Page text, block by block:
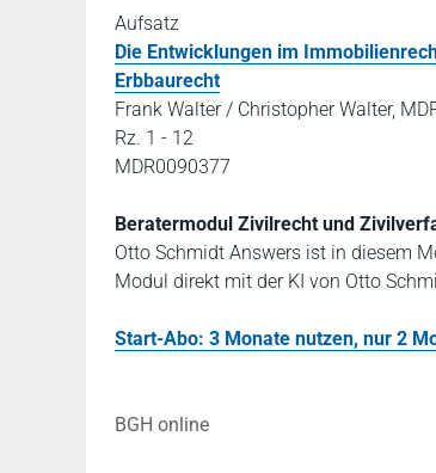
Aufsatz
Die Entwicklungen im
Erbbaurecht
Frank Walter / Christopher Walter,
Rz. 1 - 12
MDR0090377
Beratermodul Zivilrecht und
Otto Schmidt Answers ist in diesem
Modul direkt mit der KI von Otto
Start-Abo: 3 Monate nutzen, nur 2
BGH online